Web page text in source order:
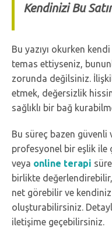
Kendinizi Bu
Bu yazıyı okurken
temas ettiyseniz,
zorunda değilsiniz.
etmek, değersizlik
sağlıklı bir bağ
Bu süreç bazen güvenli
profesyonel bir eşlik ile
veya online terapi
birlikte
net görebilir ve
oluşturabilirsiniz.
iletişime geçebilirsiniz.